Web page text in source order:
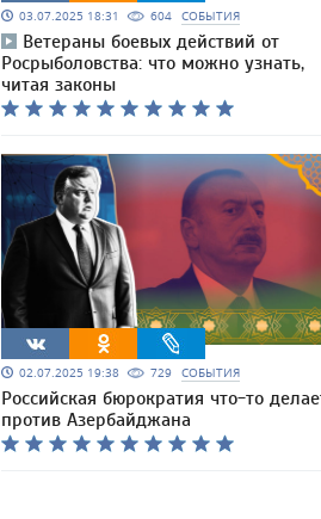
03.07.2025 18:31 604 СОБЫТИЯ
Ветераны боевых действий от
Росрыболовства: что можно узнать,
читая законы
02.07.2025 19:38 729 СОБЫТИЯ
Российская бюрократия что-то
против Азербайджана